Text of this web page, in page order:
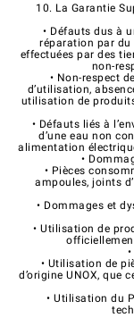
10. La Garantie
• Défauts dus à
réparation par
effectuées par des
non-
• Non-respect
d’utilisation,
utilisation de
• Défauts liés à
d’une eau non
alimentation
•
• Pièces
ampoules, joints
• Dommages et
• Utilisation de
• Utilisation de
d’origine UNOX, que
• Utilisation du